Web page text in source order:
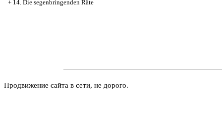
+ 14. Die segenbringenden Räte
Продвижение сайта в сети, не дорого.